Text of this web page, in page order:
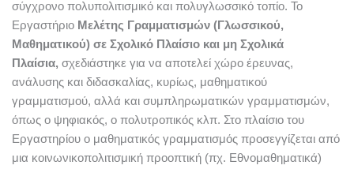
σύγχρονο πολυπολιτισμικό και πολυγλωσσικό τοπίο. Το
Εργαστήριο Μελέτης Γραμματισμών (Γλωσσικού,
Μαθηματικού) σε Σχολικό Πλαίσιο και μη Σχολικά
Πλαίσια, σχεδιάστηκε για να αποτελεί χώρο έρευνας,
ανάλυσης και διδασκαλίας, κυρίως, μαθηματικού
γραμματισμού, αλλά και συμπληρωματικών γραμματισμών,
όπως ο ψηφιακός, ο πολυτροπικός κλπ. Στο πλαίσιο του
Εργαστηρίου ο μαθηματικός γραμματισμός προσεγγίζεται από
μια κοινωνικοπολιτισμική προοπτική (πχ. Εθνομαθηματικά)